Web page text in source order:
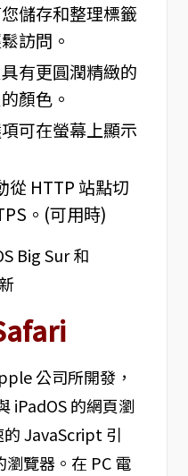
儲存和整理標籤
訪問。
有更圓潤精緻的
顏色。
可在螢幕上顯示
從 HTTP 站點切
。(可用時)
公司所開發，
iPadOS 的網頁瀏
JavaScript 引
覽器。在 PC 電